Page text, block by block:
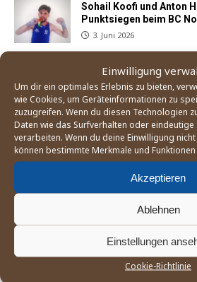
Einwilligung
Um dir ein optimales Erlebnis zu bieten,
wie Cookies, um Geräteinformationen zu
zuzugreifen. Wenn du diesen Technologien
Daten wie das Surfverhalten oder
verarbeiten. Wenn du deine Einwilligung
können bestimmte Merkmale und
Akzeptieren
Ablehnen
Einstellungen
Cookie-Richtlinie
Sohail Koofi und Anton
Punktsiegen beim BC
3. Juni 2026
Der Weg zum
Spielen 2028 in Los
21. Mai 2026
England Boxing
»East Midland« als
Siegen in Buxtehude auf